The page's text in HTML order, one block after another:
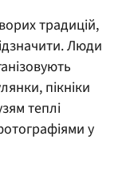
традицій,
Люди
пікніки
теплі
у